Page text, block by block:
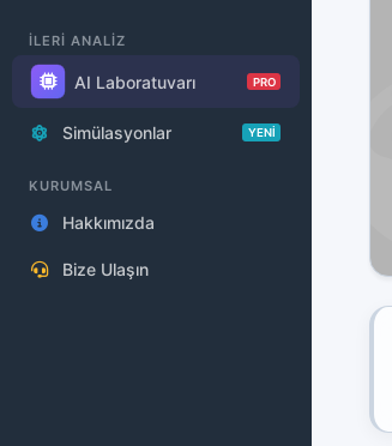
İLERİ ANALİZ
AI Laboratuvarı PRO
Simülasyonlar YENİ
KURUMSAL
Hakkımızda
Bize Ulaşın